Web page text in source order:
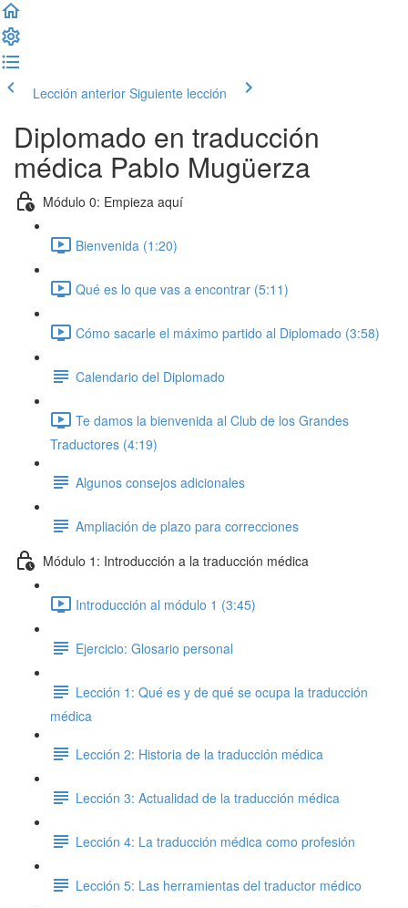
Lección anterior Siguiente lección
Diplomado en traducción
médica Pablo Mugüerza
Módulo 0: Empieza aquí
Bienvenida (1:20)
Qué es lo que vas a encontrar (5:11)
Cómo sacarle el máximo partido al Diplomado (3:58)
Calendario del Diplomado
Te damos la bienvenida al Club de los Grandes
Traductores (4:19)
Algunos consejos adicionales
Ampliación de plazo para correcciones
Módulo 1: Introducción a la traducción médica
Introducción al módulo 1 (3:45)
Ejercicio: Glosario personal
Lección 1: Qué es y de qué se ocupa la traducción
médica
Lección 2: Historia de la traducción médica
Lección 3: Actualidad de la traducción médica
Lección 4: La traducción médica como profesión
Lección 5: Las herramientas del traductor médico